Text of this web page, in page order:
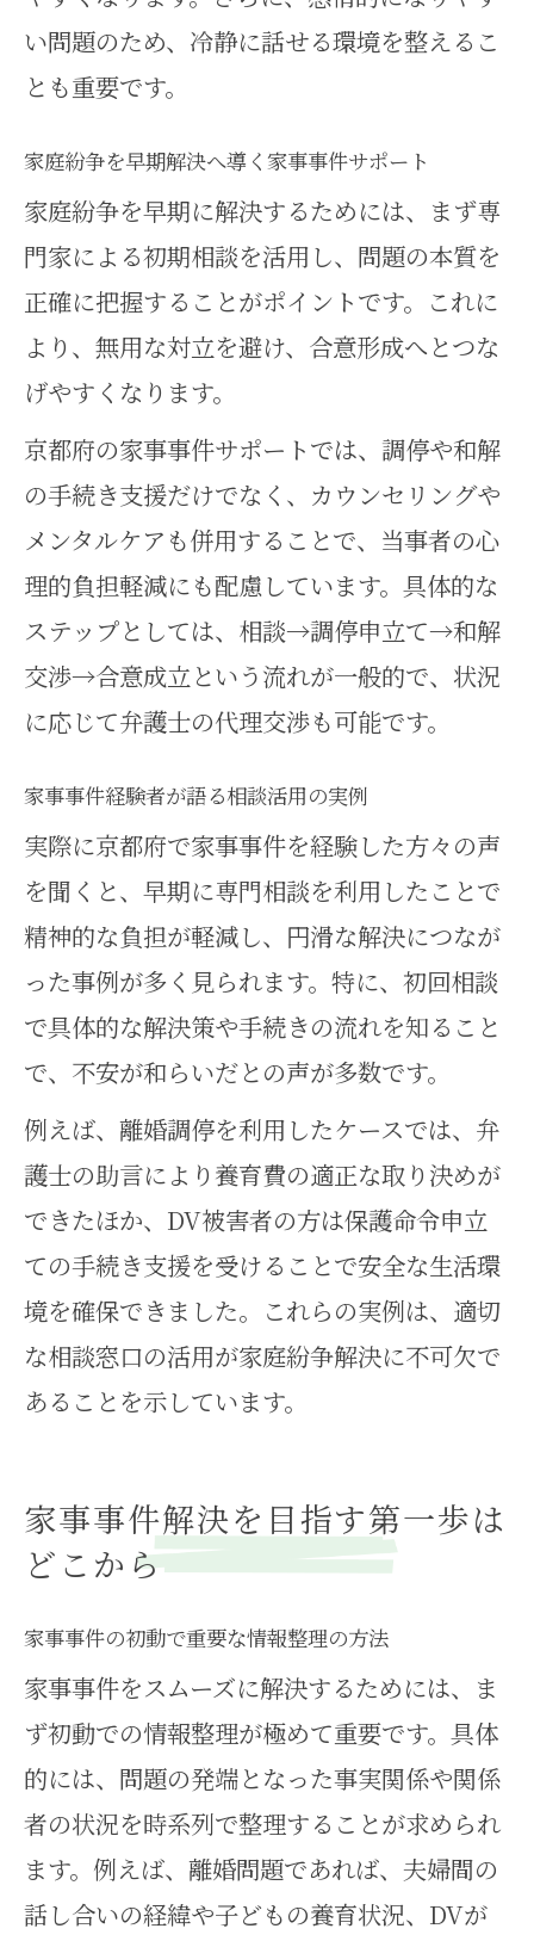
事例
家事事件を冷静に対処するための実践
家事事件で感情的対立を避ける方
法
家庭紛争を冷静に整理する実践テ
クニック
家事事件の段階的解決ステップを
把握
相談窓口と連携した家事事件の進
行管理
家庭紛争における苦情対応の基礎
知識
相談窓口の選び方が家庭紛争の解決を
導く
家事事件に最適な相談窓口の見極
め方
家庭紛争の悩みに合う相談先の探
し方
家事事件に強い専門家の特徴と選
定基準
京都府で有効な家事事件サポート
の選択
相談窓口と家事事件の円滑な連携
法
い問題のため、冷静に話せる環境を整えるこ
とも重要です。
家庭紛争を早期解決へ導く家事事件サポート
家庭紛争を早期に解決するためには、まず専
門家による初期相談を活用し、問題の本質を
正確に把握することがポイントです。これに
より、無用な対立を避け、合意形成へとつな
げやすくなります。
京都府の家事事件サポートでは、調停や和解
の手続き支援だけでなく、カウンセリングや
メンタルケアも併用することで、当事者の心
理的負担軽減にも配慮しています。具体的な
ステップとしては、相談→調停申立て→和解
交渉→合意成立という流れが一般的で、状況
に応じて弁護士の代理交渉も可能です。
家事事件経験者が語る相談活用の実例
実際に京都府で家事事件を経験した方々の声
を聞くと、早期に専門相談を利用したことで
精神的な負担が軽減し、円滑な解決につなが
った事例が多く見られます。特に、初回相談
で具体的な解決策や手続きの流れを知ること
で、不安が和らいだとの声が多数です。
例えば、離婚調停を利用したケースでは、弁
護士の助言により養育費の適正な取り決めが
できたほか、DV被害者の方は保護命令申立
ての手続き支援を受けることで安全な生活環
境を確保できました。これらの実例は、適切
な相談窓口の活用が家庭紛争解決に不可欠で
あることを示しています。
家事事件解決を目指す第一歩は
どこから
家事事件の初動で重要な情報整理の方法
家事事件をスムーズに解決するためには、ま
ず初動での情報整理が極めて重要です。具体
的には、問題の発端となった事実関係や関係
者の状況を時系列で整理することが求められ
ます。例えば、離婚問題であれば、夫婦間の
話し合いの経緯や子どもの養育状況、DVが